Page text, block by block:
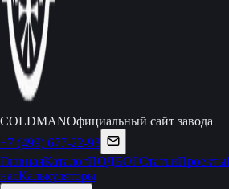
COLDMANОфициальный сайт завода
+7 (499) 677-22-93
ГлавнаяКаталогПОДБОРСтатьиПроекты
насКалькуляторы